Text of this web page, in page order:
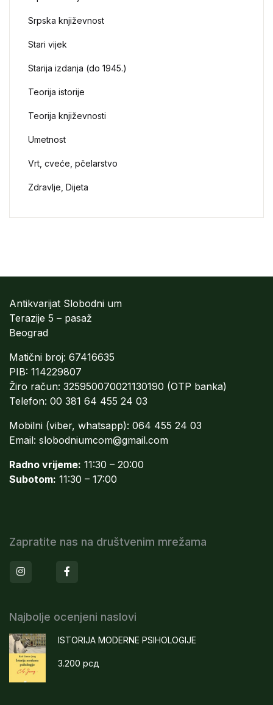
Srpska književnost
Stari vijek
Starija izdanja (do 1945.)
Teorija istorije
Teorija književnosti
Umetnost
Vrt, cveće, pčelarstvo
Zdravlje, Dijeta
Antikvarijat Slobodni um
Terazije 5 – pasaž
Beograd
Matični broj: 67416635
PIB: 114229807
Žiro račun: 325950070021130190 (OTP banka)
Telefon: 00 381 64 455 24 03
Mobilni (viber, whatsapp): 064 455 24 03
Email: slobodniumcom@gmail.com
Radno vrijeme: 11:30 – 20:00
Subotom: 11:30 – 17:00
Zapratite nas na društvenim mrežama
Instagram
Najbolje ocenjeni naslovi
ISTORIJA MODERNE PSIHOLOGIJE
3.200 рсд